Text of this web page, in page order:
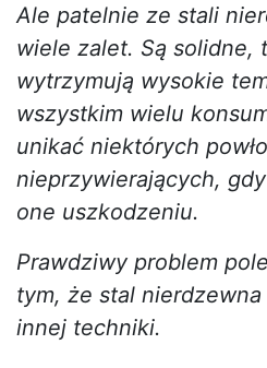
Ale patelnie ze stali
wiele zalet. Są solidne,
wytrzymują wysokie
wszystkim wielu
unikać niektórych
nieprzywierających,
one uszkodzeniu.
Prawdziwy problem
tym, że stal
innej techniki.